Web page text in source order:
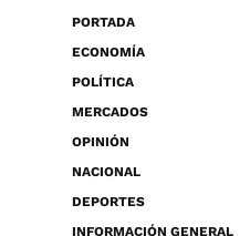
PORTADA
ECONOMÍA
POLÍTICA
MERCADOS
OPINIÓN
NACIONAL
DEPORTES
INFORMACIÓN GENERAL